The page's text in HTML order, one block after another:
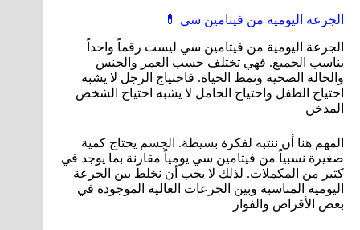
الجرعة اليومية من فيتامين سي 💊
الجرعة اليومية من فيتامين سي ليست رقماً واحداً
يناسب الجميع. فهي تختلف حسب العمر والجنس
والحالة الصحية ونمط الحياة. فاحتياج الرجل لا يشبه
احتياج الطفل واحتياج الحامل لا يشبه احتياج الشخص
المدخن
المهم هنا أن ننتبه لفكرة بسيطة. الجسم يحتاج كمية
صغيرة نسبياً من فيتامين سي يومياً مقارنة بما يوجد في
كثير من المكملات. لذلك لا يجب أن نخلط بين الجرعة
اليومية المناسبة وبين الجرعات العالية الموجودة في
بعض الأقراص والفوار